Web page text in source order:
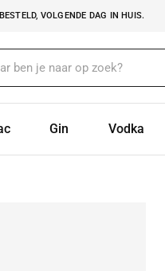
VOLGENDE DAG IN HUIS.
Gin Vodka